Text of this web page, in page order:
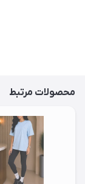
محصولات مرتبط